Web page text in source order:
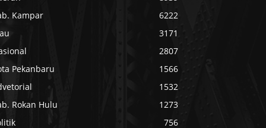
Kampar
6222
3171
2807
Pekanbaru
1566
1532
Rokan Hulu
1273
756